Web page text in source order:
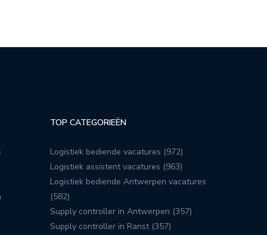
TOP CATEGORIEËN
Logistiek bediende vacatures (972)
Logistiek assistent vacatures (963)
Logistiek bediende Antwerpen vacatures
(582)
Supply controller in Antwerpen (357)
Supply controller in Ranst (357)